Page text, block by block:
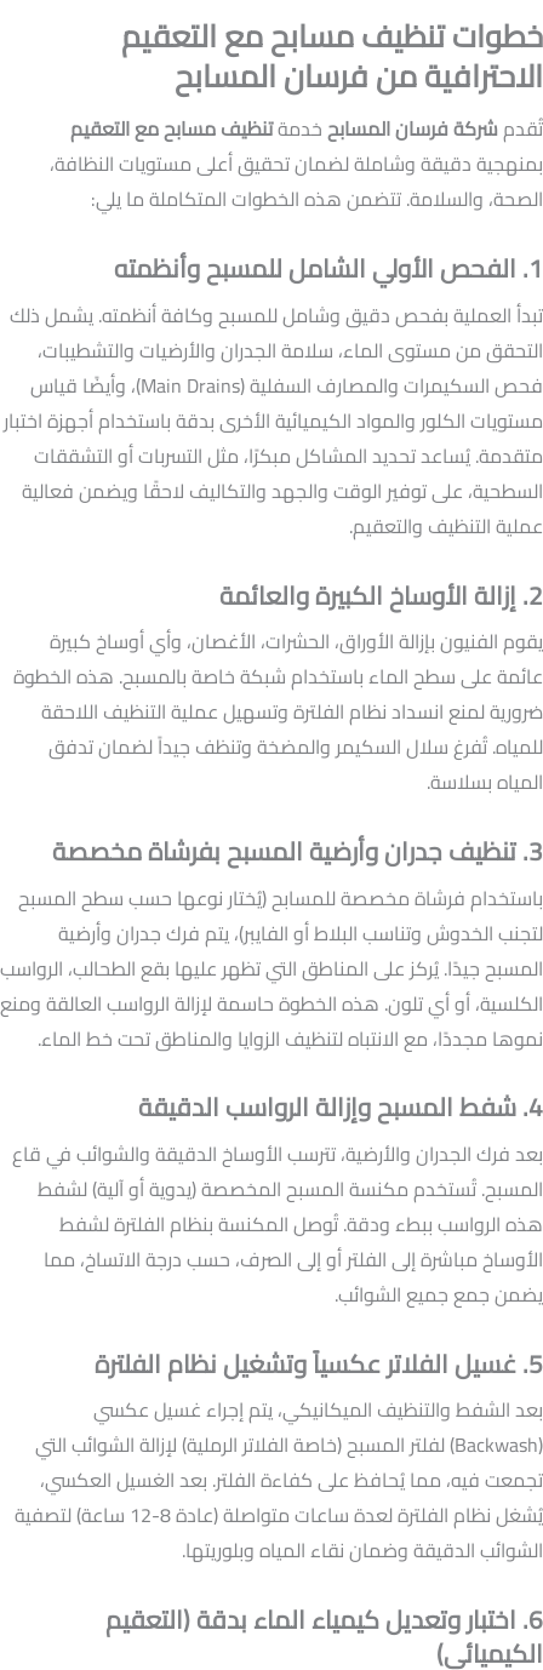
خطوات تنظيف مسابح مع التعقيم
الاحترافية من فرسان المسابح
تُقدمشركة فرسان المسابحخدمةتنظيف مسابح مع التعقيم
بمنهجية دقيقة وشاملة لضمان تحقيق أعلى مستويات النظافة،
الصحة، والسلامة. تتضمن هذه الخطوات المتكاملة ما يلي:
1. الفحص الأولي الشامل للمسبح وأنظمته
تبدأ العملية بفحص دقيق وشامل للمسبح وكافة أنظمته. يشمل ذلك
التحقق من مستوى الماء، سلامة الجدران والأرضيات والتشطيبات،
فحص السكيمرات والمصارف السفلية (Main Drains)، وأيضًا قياس
مستويات الكلور والمواد الكيميائية الأخرى بدقة باستخدام أجهزة اختبار
متقدمة. يُساعد تحديد المشاكل مبكرًا، مثل التسربات أو التشققات
السطحية، على توفير الوقت والجهد والتكاليف لاحقًا ويضمن فعالية
عملية التنظيف والتعقيم.
2. إزالة الأوساخ الكبيرة والعائمة
يقوم الفنيون بإزالة الأوراق، الحشرات، الأغصان، وأي أوساخ كبيرة
عائمة على سطح الماء باستخدام شبكة خاصة بالمسبح. هذه الخطوة
ضرورية لمنع انسداد نظام الفلترة وتسهيل عملية التنظيف اللاحقة
للمياه. تُفرغ سلال السكيمر والمضخة وتنظف جيداً لضمان تدفق
المياه بسلاسة.
3. تنظيف جدران وأرضية المسبح بفرشاة مخصصة
باستخدام فرشاة مخصصة للمسابح (يُختار نوعها حسب سطح المسبح
لتجنب الخدوش وتناسب البلاط أو الفايبر)، يتم فرك جدران وأرضية
المسبح جيدًا. يُركز على المناطق التي تظهر عليها بقع الطحالب، الرواسب
الكلسية، أو أي تلون. هذه الخطوة حاسمة لإزالة الرواسب العالقة ومنع
نموها مجددًا، مع الانتباه لتنظيف الزوايا والمناطق تحت خط الماء.
4. شفط المسبح وإزالة الرواسب الدقيقة
بعد فرك الجدران والأرضية، تترسب الأوساخ الدقيقة والشوائب في قاع
المسبح. تُستخدم مكنسة المسبح المخصصة (يدوية أو آلية) لشفط
هذه الرواسب ببطء ودقة. تُوصل المكنسة بنظام الفلترة لشفط
الأوساخ مباشرة إلى الفلتر أو إلى الصرف، حسب درجة الاتساخ، مما
يضمن جمع جميع الشوائب.
5. غسيل الفلاتر عكسياً وتشغيل نظام الفلترة
بعد الشفط والتنظيف الميكانيكي، يتم إجراء غسيل عكسي
(Backwash) لفلتر المسبح (خاصة الفلاتر الرملية) لإزالة الشوائب التي
تجمعت فيه، مما يُحافظ على كفاءة الفلتر. بعد الغسيل العكسي،
يُشغل نظام الفلترة لعدة ساعات متواصلة (عادة 8-12 ساعة) لتصفية
الشوائب الدقيقة وضمان نقاء المياه وبلوريتها.
6. اختبار وتعديل كيمياء الماء بدقة (التعقيم
الكيميائي)